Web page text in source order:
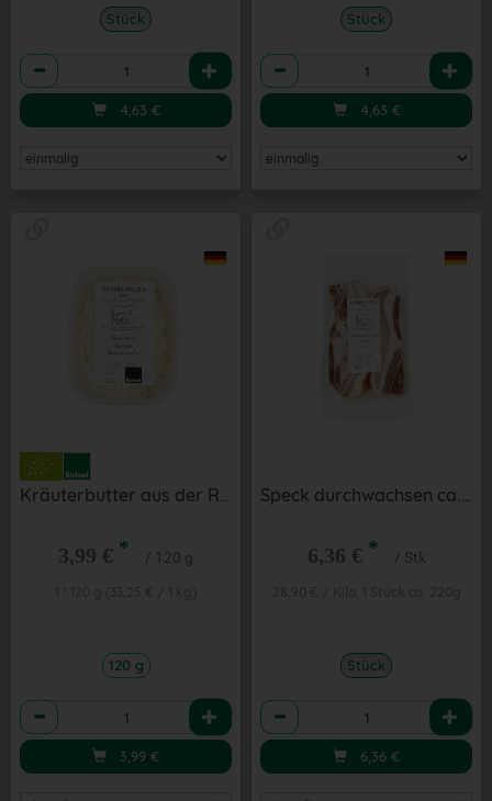
Stück
Anzahl
4,63 €
Stück
Anzahl
4,63 €
Kräuterbutter aus der Region
3,99 € * / 120 g
120 g
Anzahl
3,99 €
Speck durchwachsen ca. 220 g aus der Region
6,36 € * / Stk
Stück
Anzahl
6,36 €